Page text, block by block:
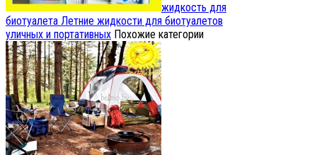
жидкость для
биотуалета Летние жидкости для биотуалетов
уличных и портативных Похожие категории